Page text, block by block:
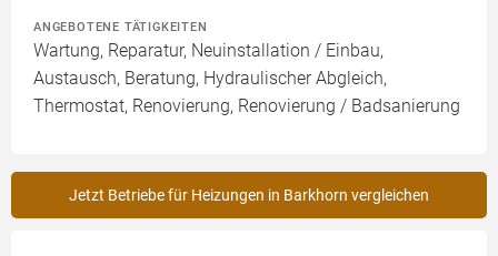
ANGEBOTENE TÄTIGKEITEN
Wartung, Reparatur, Neuinstallation / Einbau,
Austausch, Beratung, Hydraulischer Abgleich,
Thermostat, Renovierung, Renovierung / Badsanierung
Jetzt Betriebe für Heizungen in Barkhorn vergleichen